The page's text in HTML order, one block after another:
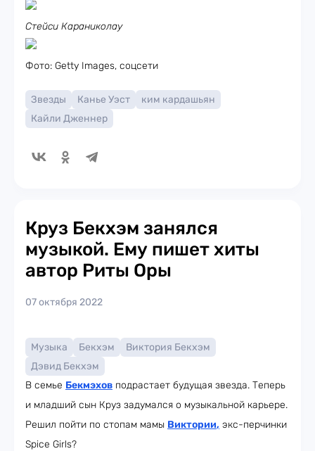
Стейси Караниколау
Фото: Getty Images, соцсети
Звезды Канье Уэст
ким кардашьян
Кайли Дженнер
Круз Бекхэм занялся
музыкой. Ему пишет хиты
автор Риты Оры
07 октября 2022
Музыка Бекхэм
Виктория Бекхэм
Дэвид Бекхэм
В семье Бекмэхов подрастает будущая звезда. Теперь
и младший сын Круз задумался о музыкальной карьере.
Решил пойти по стопам мамы Виктории, экс-перчинки
Spice Girls?